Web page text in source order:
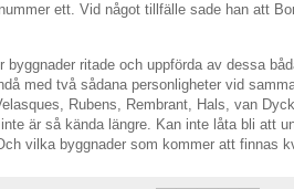
ett. Vid något tillfälle sade han att
byggnader ritade och uppförda av dessa
med två sådana personligheter vid
Rubens, Rembrant, Hals, van
är så kända längre. Kan inte låta bli att
vilka byggnader som kommer att finnas